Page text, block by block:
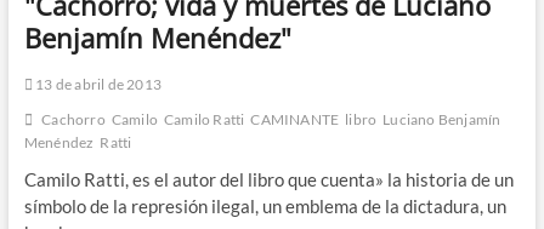
Benjamín Menéndez"
13 de abril de 2013
Cachorro Camilo Camilo Ratti CAMINANTE libro Luciano Benjamín
Menéndez Ratti
Camilo Ratti, es el autor del libro que cuenta» la historia de un
símbolo de la represión ilegal, un emblema de la dictadura, un